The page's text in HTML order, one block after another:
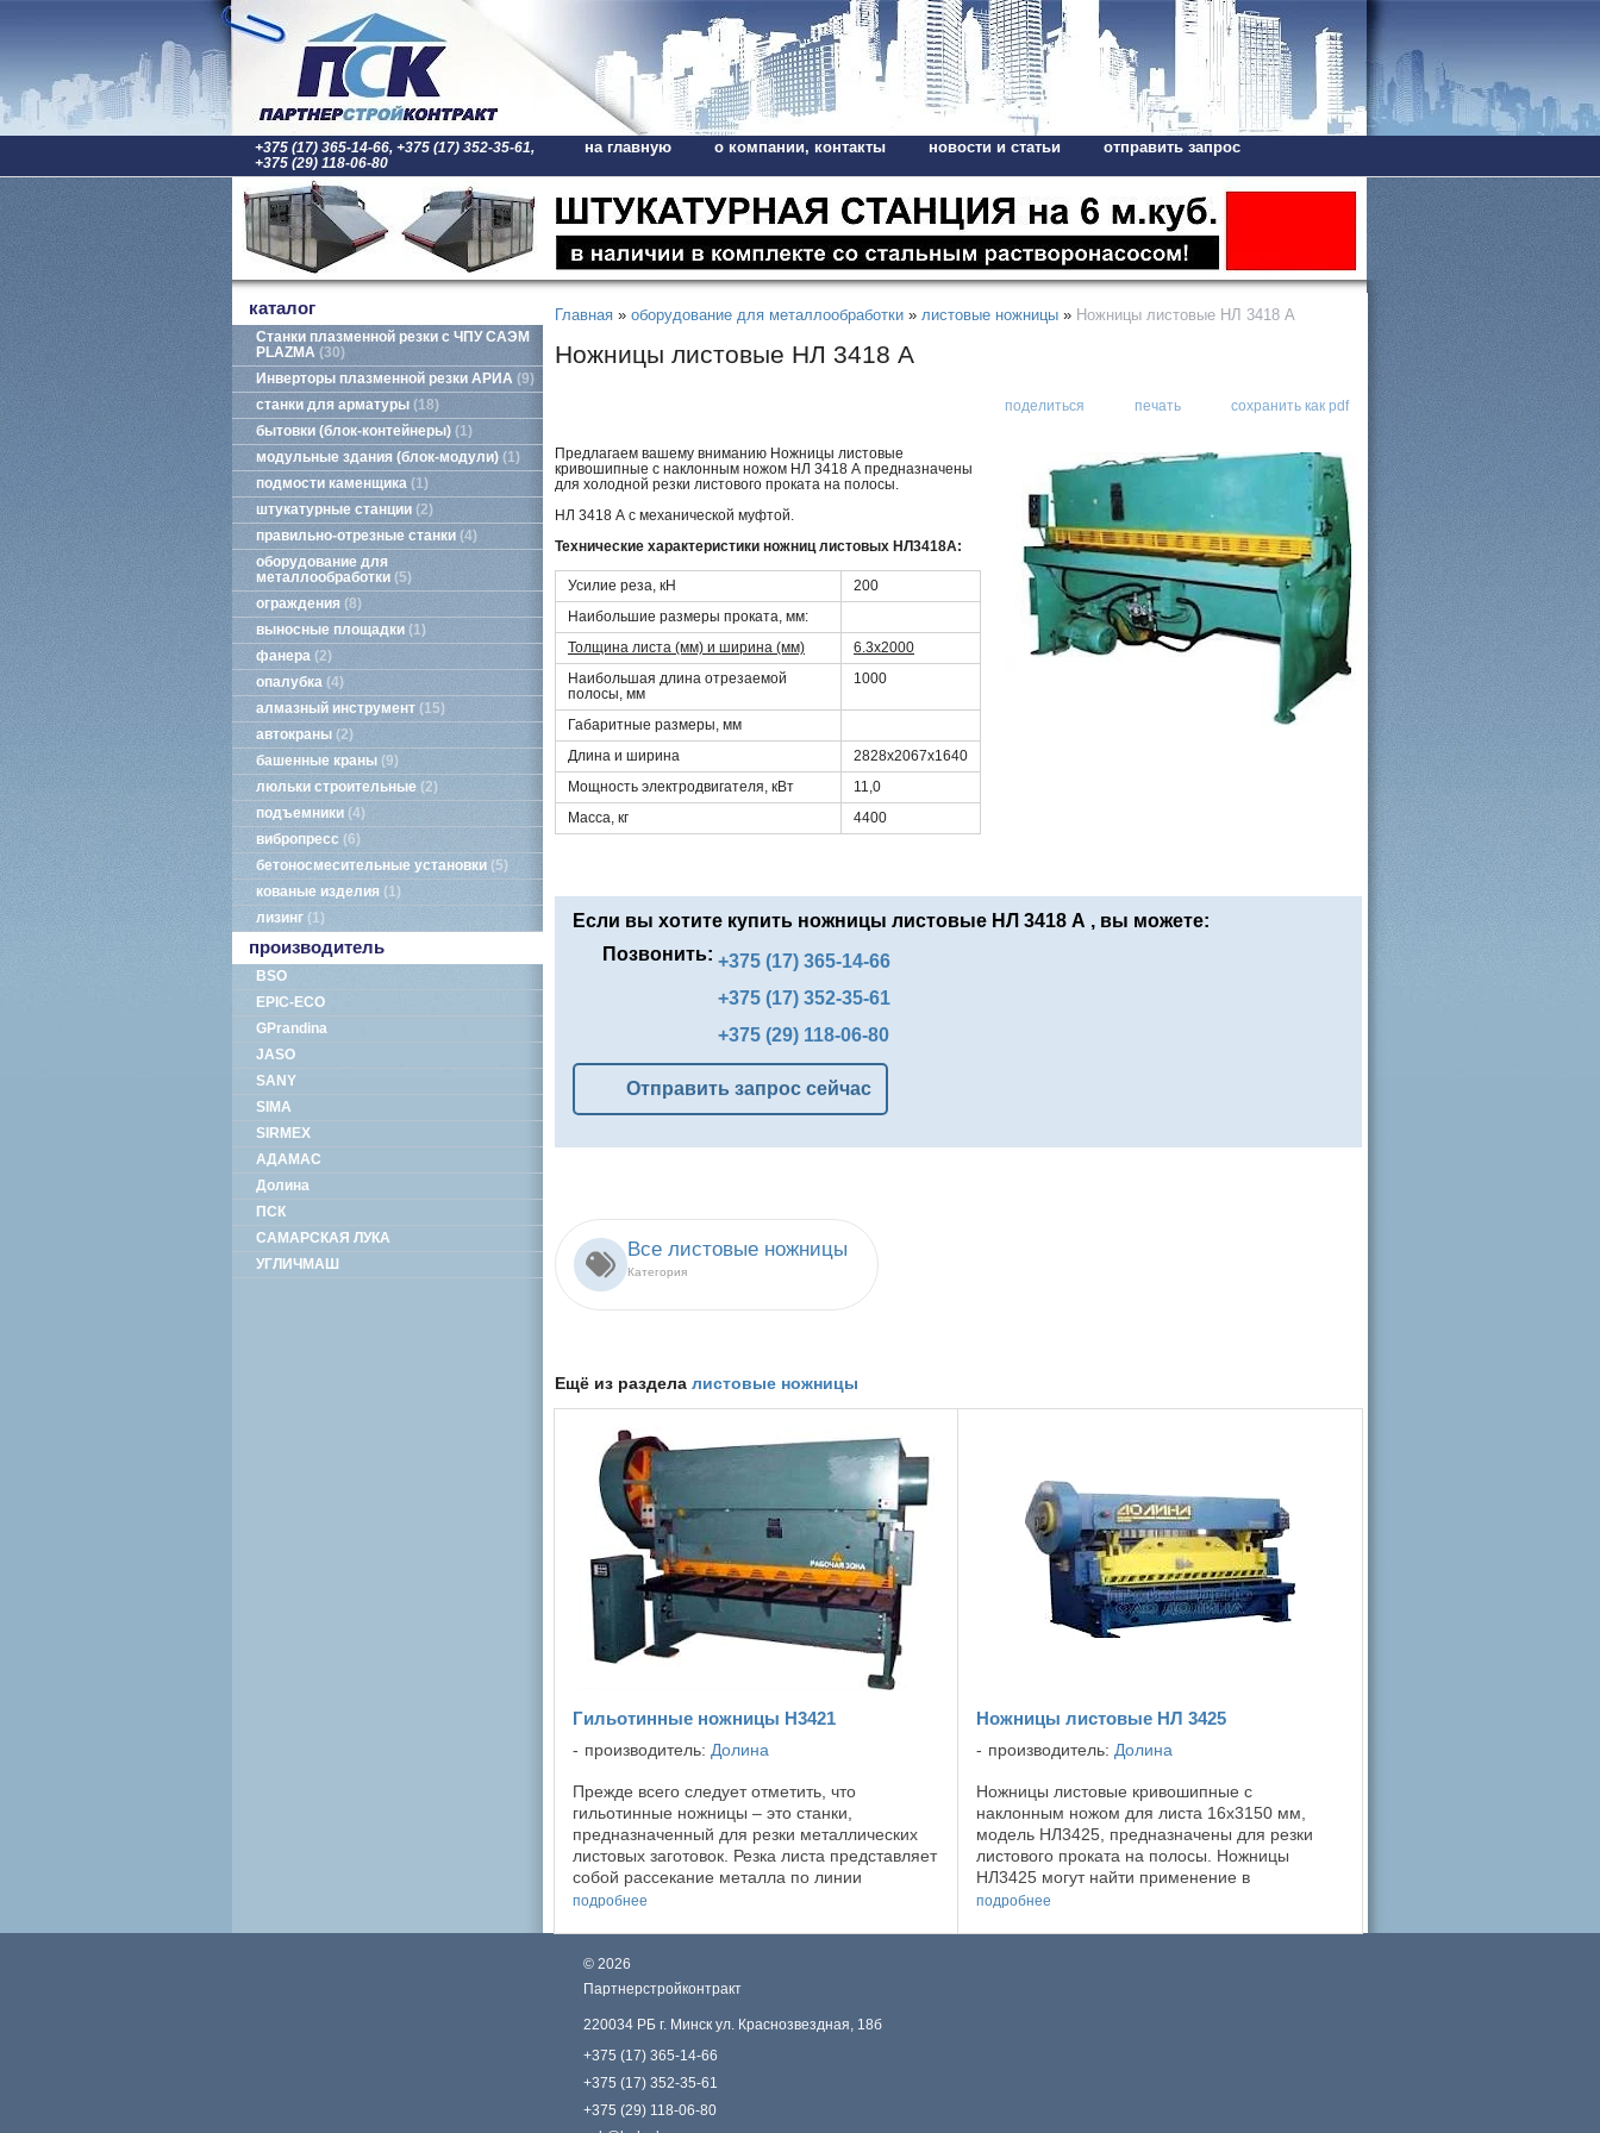
+375 (17) 365-14-66, +375 (17) 352-35-61,
+375 (29) 118-06-80
на главную о компании, контакты новости и статьи отправить запрос
каталог
Станки плазменной резки с ЧПУ САЭМ
PLAZMA 30
Инверторы плазменной резки АРИА 9
станки для арматуры 18
бытовки (блок-контейнеры) 1
модульные здания (блок-модули) 1
подмости каменщика 1
штукатурные станции 2
правильно-отрезные станки 4
оборудование для
металлообработки 5
ограждения 8
выносные площадки 1
фанера 2
опалубка 4
алмазный инструмент 15
автокраны 2
башенные краны 9
люльки строительные 2
подъемники 4
вибропресс 6
бетоносмесительные установки 5
кованые изделия 1
лизинг 1
производитель
BSO
EPIC-ECO
GPrandina
JASO
SANY
SIMA
SIRMEX
АДАМАС
Долина
ПСК
САМАРСКАЯ ЛУКА
УГЛИЧМАШ
Главная » оборудование для металлообработки » листовые ножницы » Ножницы листовые НЛ 3418 А
Ножницы листовые НЛ 3418 А
поделиться печать сохранить как pdf
Предлагаем вашему вниманию Ножницы листовые
кривошипные с наклонным ножом НЛ 3418 А предназначены
для холодной резки листового проката на полосы.
НЛ 3418 А с механической муфтой.
Технические характеристики ножниц листовых НЛ3418А:
Усилие реза, кН
200
Наибольшие размеры проката, мм:
Толщина листа (мм) и ширина (мм)
6.3х2000
Наибольшая длина отрезаемой
полосы, мм
1000
Габаритные размеры, мм
Длина и ширина
2828х2067х1640
Мощность электродвигателя, кВт
11,0
Масса, кг
4400
Если вы хотите купить ножницы листовые НЛ 3418 А , вы можете:
Позвонить: +375 (17) 365-14-66
+375 (17) 352-35-61
+375 (29) 118-06-80
Отправить запрос сейчас
Все листовые ножницы
Категория
Ещё из раздела листовые ножницы
Гильотинные ножницы Н3421
производитель: Долина
Прежде всего следует отметить, что
гильотинные ножницы – это станки,
предназначенный для резки металлических
листовых заготовок. Резка листа представляет
собой рассекание металла по линии
смыкания подвижного верхнего ножа и
подробнее
Ножницы листовые НЛ 3425
производитель: Долина
Ножницы листовые кривошипные с
наклонным ножом для листа 16х3150 мм,
модель НЛ3425, предназначены для резки
листового проката на полосы. Ножницы
НЛ3425 могут найти применение в
заготовительных цехах предприятий
подробнее
© 2026
Партнерстройконтракт
220034 РБ г. Минск ул. Краснозвездная, 18б
+375 (17) 365-14-66
+375 (17) 352-35-61
+375 (29) 118-06-80